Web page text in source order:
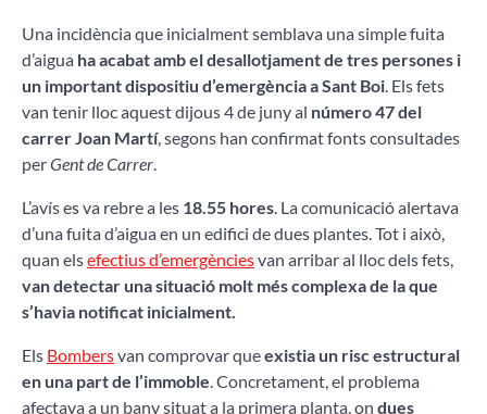
Una incidència que inicialment semblava una simple fuita
d’aigua ha acabat amb el desallotjament de tres persones i
un important dispositiu d’emergència a Sant Boi. Els fets
van tenir lloc aquest dijous 4 de juny al número 47 del
carrer Joan Martí, segons han confirmat fonts consultades
perGent de Carrer.
L’avís es va rebre a les 18.55 hores. La comunicació alertava
d’una fuita d’aigua en un edifici de dues plantes. Tot i això,
quan elsefectius d’emergènciesvan arribar al lloc dels fets,
van detectar una situació molt més complexa de la que
s’havia notificat inicialment.
Els Bombersvan comprovar queexistia un risc estructural
en una part de l’immoble. Concretament, el problema
afectava a un bany situat a la primera planta, on dues